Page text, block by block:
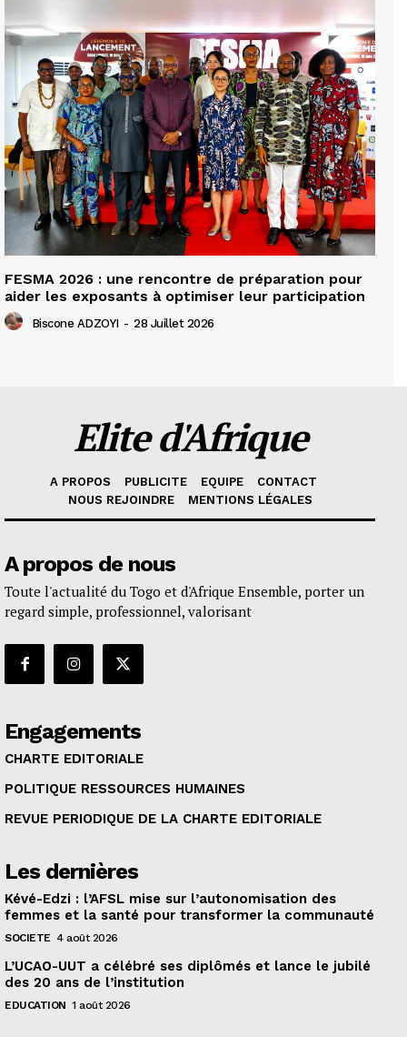
FESMA 2026 : une rencontre de préparation pour
aider les exposants à optimiser leur participation
Biscone ADZOYI - 28 Juillet 2026
Elite d'Afrique
A PROPOS PUBLICITE EQUIPE
CONTACT
NOUS REJOINDRE
MENTIONS LÉGALES
A propos de nous
Toute l'actualité du Togo et d'Afrique Ensemble, porter un
regard simple, professionnel, valorisant
Engagements
CHARTE EDITORIALE
POLITIQUE RESSOURCES HUMAINES
REVUE PERIODIQUE DE LA CHARTE EDITORIALE
Les dernières
Kévé-Edzi : l’AFSL mise sur l’autonomisation des
femmes et la santé pour transformer la communauté
SOCIETE 4 août 2026
L’UCAO-UUT a célébré ses diplômés et lance le jubilé
des 20 ans de l’institution
EDUCATION 1 août 2026